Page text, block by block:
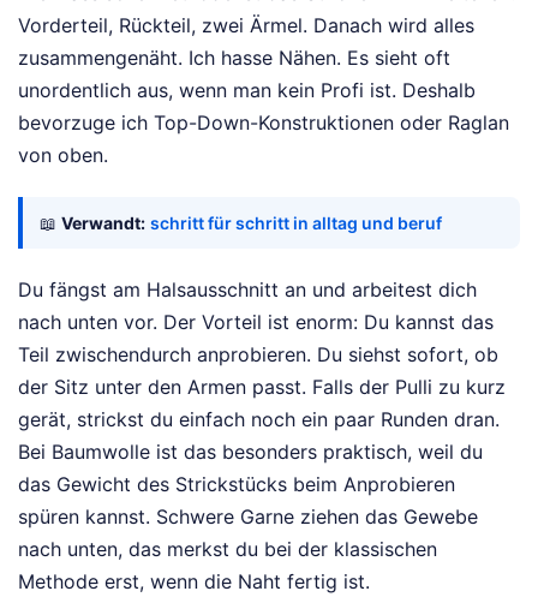
Vorderteil, Rückteil, zwei Ärmel. Danach wird alles
zusammengenäht. Ich hasse Nähen. Es sieht oft
unordentlich aus, wenn man kein Profi ist. Deshalb
bevorzuge ich Top-Down-Konstruktionen oder Raglan
von oben.
📖 Verwandt: schritt für schritt in alltag und beruf
Du fängst am Halsausschnitt an und arbeitest dich
nach unten vor. Der Vorteil ist enorm: Du kannst das
Teil zwischendurch anprobieren. Du siehst sofort, ob
der Sitz unter den Armen passt. Falls der Pulli zu kurz
gerät, strickst du einfach noch ein paar Runden dran.
Bei Baumwolle ist das besonders praktisch, weil du
das Gewicht des Strickstücks beim Anprobieren
spüren kannst. Schwere Garne ziehen das Gewebe
nach unten, das merkst du bei der klassischen
Methode erst, wenn die Naht fertig ist.